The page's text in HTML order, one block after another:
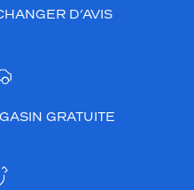
D’AVIS
GRATUITE